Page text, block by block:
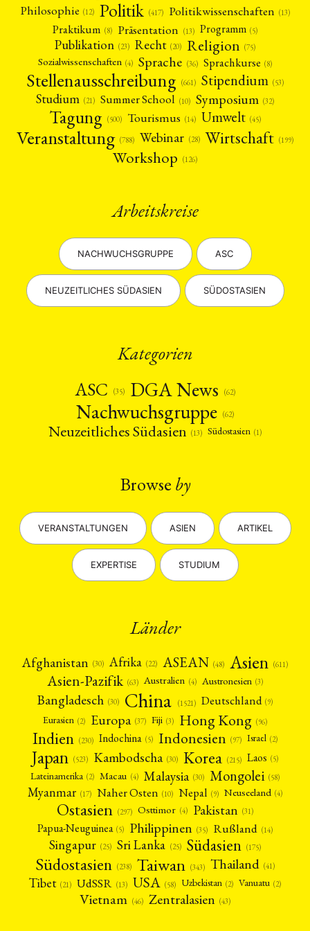
Philosophie (12) Politik (417) Politikwissenschaften (13)
Praktikum (8) Präsentation (13) Programm (5)
Publikation (23) Recht (20) Religion (75)
Sozialwissenschaften (4) Sprache (36) Sprachkurse (8)
Stellenausschreibung (661) Stipendium (53)
Studium (21) Summer School (10) Symposium (32)
Tagung (500) Tourismus (14) Umwelt (45)
Veranstaltung (788) Webinar (28) Wirtschaft (199)
Workshop (126)
Arbeitskreise
NACHWUCHSGRUPPE ASC
NEUZEITLICHES SÜDASIEN SÜDOSTASIEN
Kategorien
ASC
(35) DGA News (62)
Nachwuchsgruppe (62)
Neuzeitliches Südasien (13) Südostasien (1)
Browse by
VERANSTALTUNGEN ASIEN ARTIKEL
EXPERTISE STUDIUM
Länder
Afghanistan (30) Afrika (22) ASEAN (48) Asien (611)
Asien-Pazifik (63) Australien (4) Austronesien (3)
Bangladesch (30) China (1521) Deutschland (9)
Eurasien (2) Europa (37) Fiji (3) Hong Kong (96)
Indien (230) Indochina (5) Indonesien (97) Israel (2)
Japan (523) Kambodscha (30) Korea (215) Laos (5)
Lateinamerika (2) Macau (4) Malaysia (30) Mongolei (58)
Myanmar (17) Naher Osten (10) Nepal (9) Neuseeland (4)
Ostasien (297) Osttimor (4) Pakistan (31)
Papua-Neuguinea (5) Philippinen (35) Rußland (14)
Singapur (25) Sri Lanka (25) Südasien (175)
Südostasien (238) Taiwan (343) Thailand (41)
Tibet (21) UdSSR (13) USA (58) Uzbekistan (2) Vanuatu (2)
Vietnam (46) Zentralasien (43)